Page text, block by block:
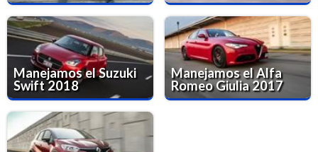
Manejamos el Suzuki
Swift 2018
Manejamos el Alfa
Romeo Giulia 2017